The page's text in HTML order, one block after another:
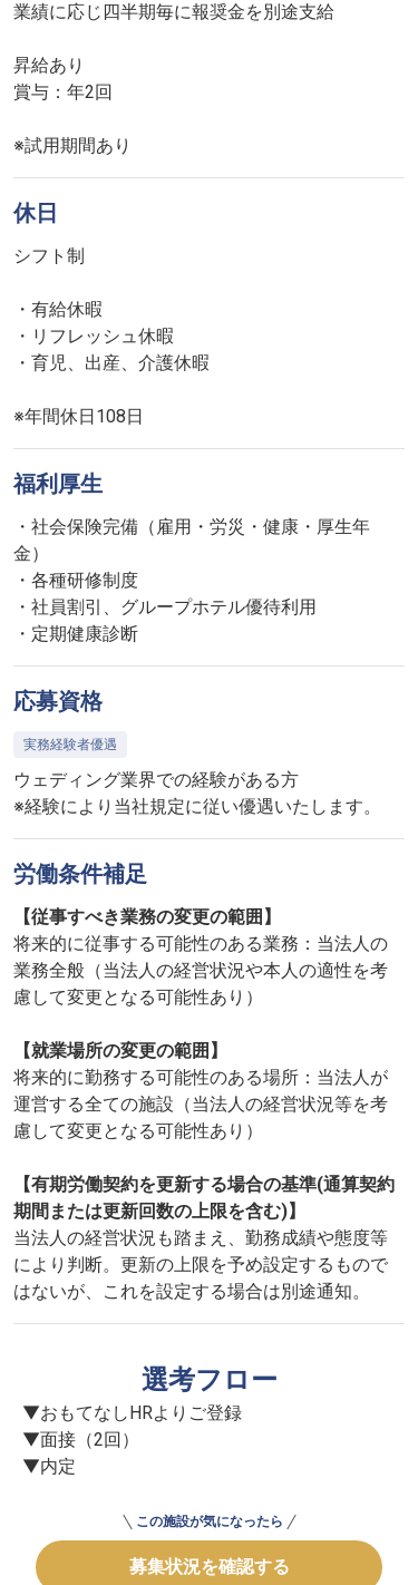
業績に応じ四半期毎に報奨金を別途支給
昇給あり
賞与：年2回
※試用期間あり
休日
シフト制
・有給休暇
・リフレッシュ休暇
・育児、出産、介護休暇
※年間休日108日
福利厚生
・社会保険完備（雇用・労災・健康・厚生年
金）
・各種研修制度
・社員割引、グループホテル優待利用
・定期健康診断
応募資格
実務経験者優遇
ウェディング業界での経験がある方
※経験により当社規定に従い優遇いたします。
労働条件補足
【従事すべき業務の変更の範囲】
将来的に従事する可能性のある業務：当法人の
業務全般（当法人の経営状況や本人の適性を考
慮して変更となる可能性あり）
【就業場所の変更の範囲】
将来的に勤務する可能性のある場所：当法人が
運営する全ての施設（当法人の経営状況等を考
慮して変更となる可能性あり）
【有期労働契約を更新する場合の基準(通算契約
期間または更新回数の上限を含む)】
当法人の経営状況も踏まえ、勤務成績や態度等
により判断。更新の上限を予め設定するもので
はないが、これを設定する場合は別途通知。
選考フロー
▼おもてなしHRよりご登録
▼面接（2回）
▼内定
この施設が気になったら
募集状況を確認する